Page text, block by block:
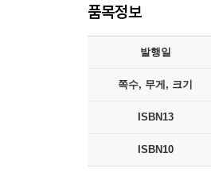
품목정보
발행일
쪽수, 무게, 크기
ISBN13
ISBN10